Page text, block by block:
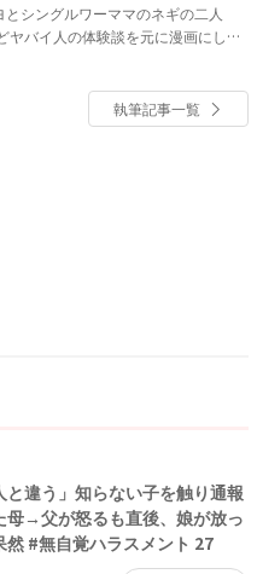
シングルワーママのネギの二人
ヤバイ人の体験談を元に漫画にして
執筆記事一覧
と違う」知らない子を触り通報
母→父が怒るも直後、娘が放っ
然 #無自覚ハラスメント 27